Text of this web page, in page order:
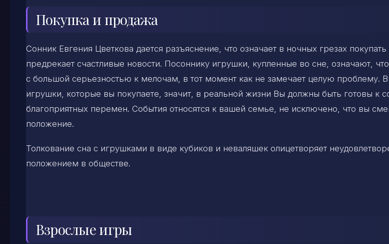
Покупка и продажа
Сонник Евгения Цветкова дается разъяснение, что означает в ночных грезах
предрекает счастливые новости. Посоннику игрушки, купленные во сне, означают,
с большой серьезностью к мелочам, в тот момент как не замечает целую проблему.
игрушки, которые вы покупаете, значит, в реальной жизни Вы должны быть готовы к
благоприятных перемен. События относятся к вашей семье, не исключено, что вы
положение.
Толкование сна с игрушками в виде кубиков и неваляшек олицетворяет
положением в обществе.
Взрослые игры